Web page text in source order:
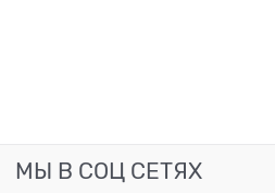
МЫ В СОЦ СЕТЯХ